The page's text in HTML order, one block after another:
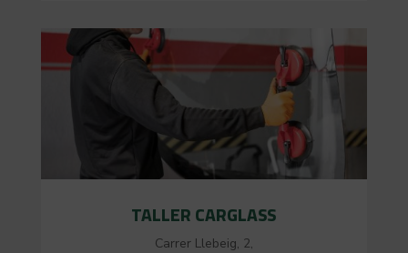
TALLER CARGLASS
Carrer Llebeig, 2,